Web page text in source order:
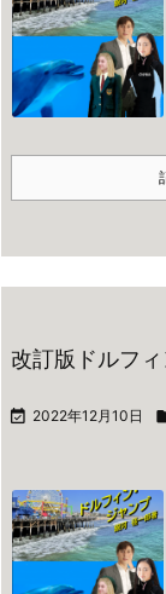
改訂版ドルフ
 2022年12月10日